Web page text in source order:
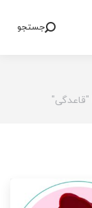
Search:
جستجو